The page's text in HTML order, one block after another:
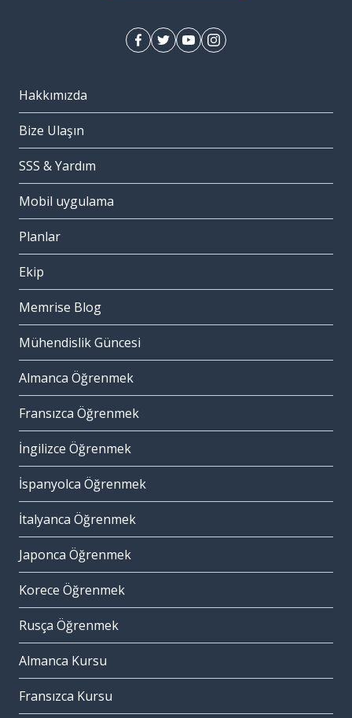
Hakkımızda
Bize Ulaşın
SSS & Yardım
Mobil uygulama
Planlar
Ekip
Memrise Blog
Mühendislik Güncesi
Almanca Öğrenmek
Fransızca Öğrenmek
İngilizce Öğrenmek
İspanyolca Öğrenmek
İtalyanca Öğrenmek
Japonca Öğrenmek
Korece Öğrenmek
Rusça Öğrenmek
Almanca Kursu
Fransızca Kursu